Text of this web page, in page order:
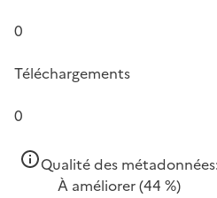
0
Téléchargements
0
Qualité des métadonnées:
À améliorer(44 %)